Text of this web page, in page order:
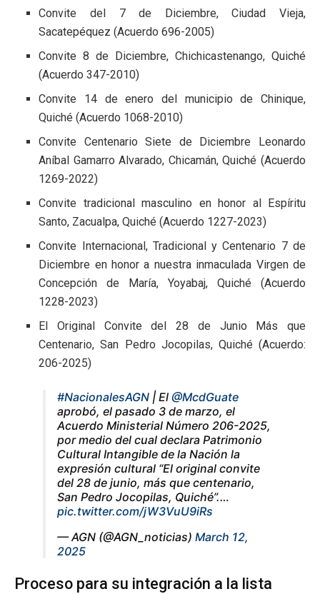
Convite del 7 de Diciembre, Ciudad Vieja,
Sacatepéquez (Acuerdo 696-2005)
Convite 8 de Diciembre, Chichicastenango, Quiché
(Acuerdo 347-2010)
Convite 14 de enero del municipio de Chinique,
Quiché (Acuerdo 1068-2010)
Convite Centenario Siete de Diciembre Leonardo
Aníbal Gamarro Alvarado, Chicamán, Quiché (Acuerdo
1269-2022)
Convite tradicional masculino en honor al Espíritu
Santo, Zacualpa, Quiché (Acuerdo 1227-2023)
Convite Internacional, Tradicional y Centenario 7 de
Diciembre en honor a nuestra inmaculada Virgen de
Concepción de María, Yoyabaj, Quiché (Acuerdo
1228-2023)
El Original Convite del 28 de Junio Más que
Centenario, San Pedro Jocopilas, Quiché (Acuerdo:
206-2025)
#NacionalesAGN | El @McdGuate
aprobó, el pasado 3 de marzo, el
Acuerdo Ministerial Número 206-2025,
por medio del cual declara Patrimonio
Cultural Intangible de la Nación la
expresión cultural “El original convite
del 28 de junio, más que centenario,
San Pedro Jocopilas, Quiché”.…
pic.twitter.com/jW3VuU9iRs
— AGN (@AGN_noticias) March 12,
2025
Proceso para su integración a la lista